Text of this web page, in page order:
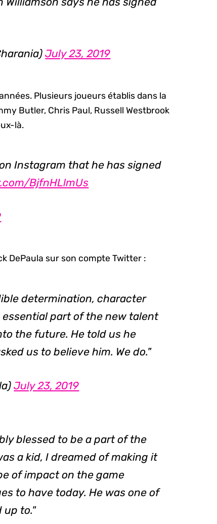
July 23, 2019
Plusieurs joueurs établis dans la
Butler, Chris Paul, Russell Westbrook
là.
Instagram that he has signed
BjfnHLlmUs
DePaula sur son compte Twitter :
determination, character
essential part of the new talent
the future. He told us he
us to believe him. We do."
July 23, 2019
blessed to be a part of the
a kid, I dreamed of making it
of impact on the game
to have today. He was one of
up to."